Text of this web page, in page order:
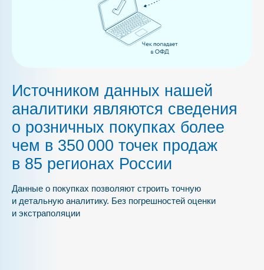
Источником данных нашей
аналитики являются сведения
о розничных покупках более
чем в 350 000 точек продаж
в 85 регионах России
Данные о покупках позволяют строить точную
и детальную аналитику. Без погрешностей оценки
и экстраполяции